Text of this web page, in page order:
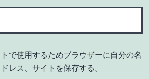
で使用するためブラウザーに自分の名
レス、サイトを保存する。